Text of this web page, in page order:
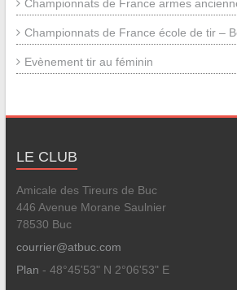
Championnats de France armes
Championnats de France école de tir –
Evènement tir au féminin
LE CLUB
Amicale des Tireurs de Buc
446 Avenue Morane Saulnier
78530 Buc
courrier@atbuc.com
Plan - 48°45'53" N 2°06'53" E